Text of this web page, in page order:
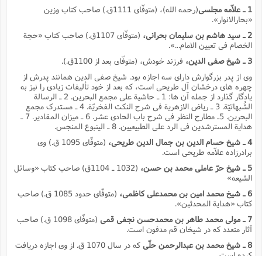
1 ـ علاّمه مجلسى
(رحمه الله)، (متوفّاى 1111ق.) صاحب کتاب وزین
«بحارالانوار».
2 ـ سید هاشم بن سلیمان بحرانى،
(متوفّاى 1107ق.) صاحب کتاب «حجة
الخصام فى تعیین الامام...».
3 ـ شیخ صفى الدین،
فرزند خودش، (متوفّاى بعد از 1100ق.).
وى از پدر بزرگوارش داراى سه اجازه بود. شیخ صفى الدین همانند پدرش از
چهره هاى درخشان آل طریحى است، که بعد از خود تألیفات زیادى را نیز به
یادگار گذارد از جمله آن ها: 1 ـ حاشیة على مجمع البحرین. 2 ـ الرسالة
الشُبهاتیّة. 3 ـ ریاض الازهریة فى شرح النکت الفخریّة. 4 ـ مستدرک مجمع
البحرین. 5ـ مطارح النظر فى شرح باب الحادى عشر. 6 ـ میزان المقادیر. 7 ـ
هدایة المسترشدین فى الرد على الطبیعیین. 8 ـ الینبوع المنجس.
4 ـ شیخ حسام الدین بن جمال الدین طریحى،
(متوفّاى 1095 ق.) وى
برادرزاده علاّمه طریحى است.
5 ـ شیخ حرّ عاملى محمد بن حسن،
(1032 ـ 1104ق) صاحب کتاب «وسائل
الشیعه»
6 ـ شیخ محمد امین بن محمدعلى کاظمى،
(متوفّاى حدود 1085 ق.) صاحب
کتاب «هدایة المحدثین».
7 ـ مولى محمد طاهر بن محمدحسن نجفى قمى
(متوفّاى 1098 ق.) صاحب
آثار متعدد که در شیخان قم مدفون است.
8 ـ شیخ محمد بن عبدالرحمن حلّى
که در سال 1070 ق. از وى اجازه دریافت